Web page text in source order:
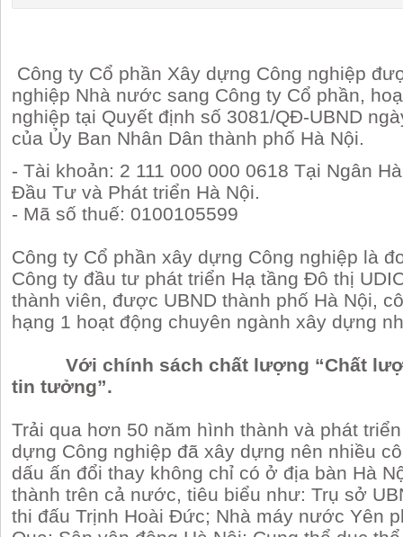
Công ty Cổ phần Xây dựng Công nghiệp
nghiệp Nhà nước sang Công ty Cổ phần,
nghiệp tại Quyết định số 3081/QĐ-UBND
của Ủy Ban Nhân Dân thành phố Hà
- Tài khoản: 2 111 000 000 0618 Tại Ngân
Đầu Tư và Phát triển Hà Nội.
- Mã số thuế: 0100105599
Công ty Cổ phần xây dựng Công nghiệp là
Công ty đầu tư phát triển Hạ tầng Đô thị
thành viên, được UBND thành phố Hà Nội,
hạng 1 hoạt động chuyên ngành xây dựng
Với chính sách chất lượng “Chất
tin tưởng”.
Trải qua hơn 50 năm hình thành và phát
dựng Công nghiệp đã xây dựng nên nhiều
dấu ấn đổi thay không chỉ có ở địa bàn Hà
thành trên cả nước, tiêu biểu như: Trụ sở
thi đấu Trịnh Hoài Đức; Nhà máy nước Yên